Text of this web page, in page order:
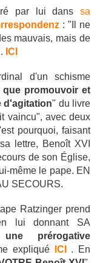
par lui dans sa
: "Il ne
mauvais, mais de
ICI
d'un schisme
promouvoir et
d'agitation" du livre
vaincu", avec deux
pourquoi, faisant
lettre, Benoît XVI
de son Église,
même le pape. EN
SECOURS.
Ratzinger prend
lui donnant SA
une prérogative
expliqué ICI
. En